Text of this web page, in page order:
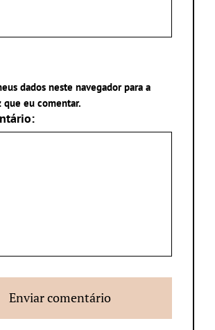
dados neste navegador para a
que eu comentar.